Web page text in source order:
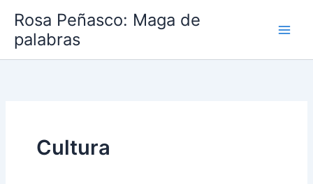
contenido
Rosa Peñasco: Maga de
palabras
Cultura